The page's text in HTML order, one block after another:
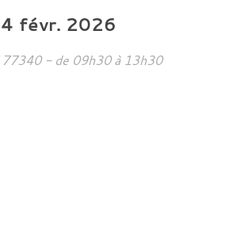
févr. 2026
77340 - de 09h30 à 13h30